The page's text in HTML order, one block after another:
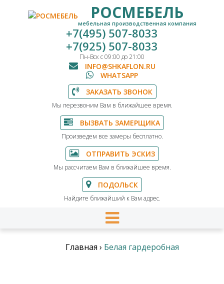
РОСМЕБЕЛЬ
мебельная производственная компания
+7(495) 507-8033
+7(925) 507-8033
Пн-Вск с 09:00 до 21:00
INFO@SHKAFLON.RU
WHATSAPP
ЗАКАЗАТЬ ЗВОНОК
Мы перезвоним Вам в ближайшее время.
ВЫЗВАТЬ ЗАМЕРЩИКА
Произведем все замеры бесплатно.
ОТПРАВИТЬ ЭСКИЗ
Мы рассчитаем Вам в ближайшее время.
ПОДОЛЬСК
Найдите ближайший к Вам адрес.
Главная › Белая гардеробная